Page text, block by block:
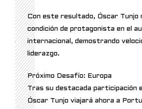
Con este resultado, Óscar Tunjo
condición de protagonista en el
internacional, demostrando
liderazgo.
Próximo Desafío: Europa
Tras su destacada participación
Óscar Tunjo viajará ahora a